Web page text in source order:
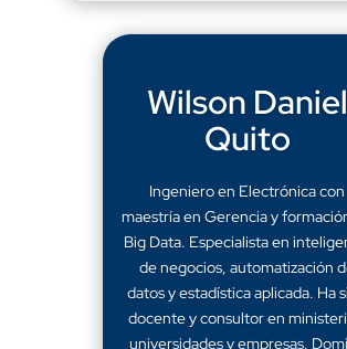
Wilson Daniel
Quito
Ingeniero en Electrónica con
maestría en Gerencia y
Big Data. Especialista en
de negocios, automatización
datos y estadística aplicada. Ha
docente y consultor en
universidades y empresas.